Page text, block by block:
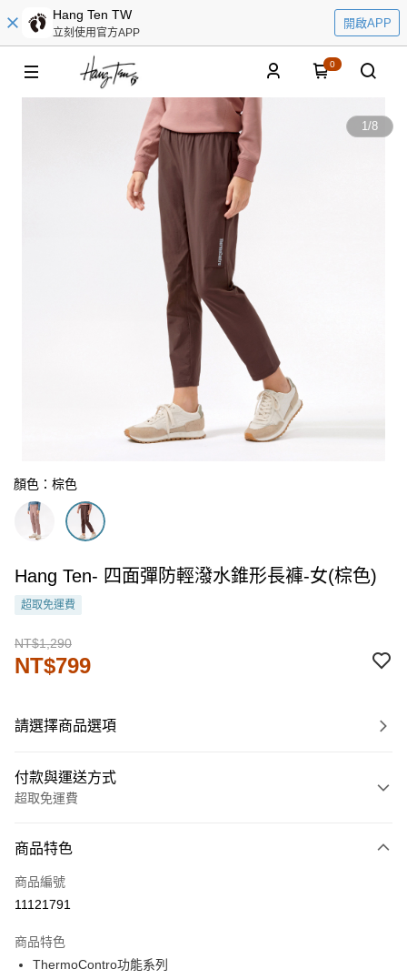
Hang Ten TW
立刻使用官方APP
開啟APP
0
1/8
顏色：棕色
Hang Ten- 四面彈防輕潑水錐形長褲-女(棕色)
超取免運費
NT$1,290
NT$799
請選擇商品選項
付款與運送方式
超取免運費
信用卡一次付款
LINE Pay
街口支付
商品特色
商品編號
11121791
商品特色
ThermoContro功能系列